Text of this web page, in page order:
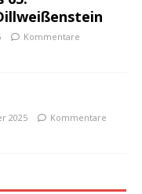
Kommentare
2025
Kommentare